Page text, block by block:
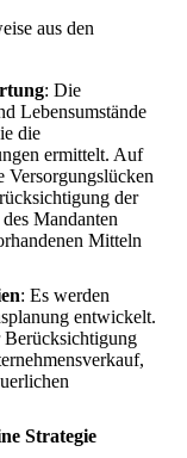
aus den
: Die
Lebensumstände
die
ermittelt. Auf
Versorgungslücken
der
Mandanten
Mitteln
: Es werden
entwickelt.
Berücksichtigung
Strategie